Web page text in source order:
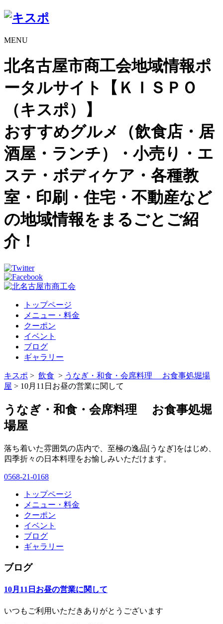
MENU
北名古屋市商工会地域情報ポ
ータルサイト【ＫＩＳＰＯ
（キスポ）】
おすすめグルメ（飲食店・居
酒屋・ランチ）・小売り・エ
ステ・ボディケア・各種教
室・印刷・住宅・不動産など
の地域情報をまるごとご紹
介！
トップページ
メニュー・料金
クーポン
イベント
ブログ
ギャラリー
キスポ > 飲食 > うなぎ・和食・会席料理 お食事処堀場
屋 > 10月11日お昼の営業に関して
うなぎ・和食・会席料理 お食事処堀
場屋
落ち着いた雰囲気の店内で、至極の逸品[うなぎ]をはじめ、
四季折々の日本料理をお愉しみいただけます。
0568-21-0168
トップページ
メニュー・料金
クーポン
イベント
ブログ
ギャラリー
ブログ
10月11日お昼の営業に関して
いつもご利用いただきありがとうございます